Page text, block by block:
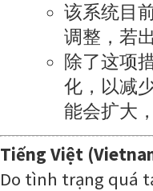
该系统目
调整，若
除了这项
化，以减
能会扩大
Tiếng Việt
Do tình trạng quá